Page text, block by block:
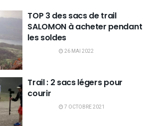
TOP 3 des sacs de trail
SALOMON à acheter pendant
les soldes
26 MAI 2022
Trail : 2 sacs légers pour
courir
7 OCTOBRE 2021